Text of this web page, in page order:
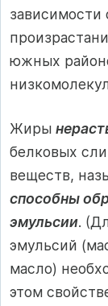
зависимости
южных
Жиры
белковых
веществ,
способны
эмульсии.
эмульсий
масло)
этом